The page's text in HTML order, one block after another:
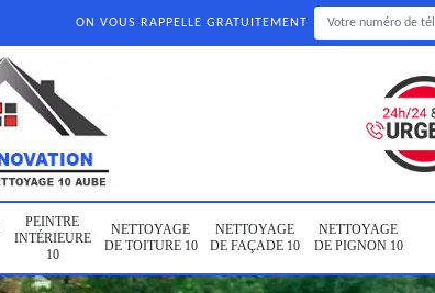
ON VOUS RAPPELLE GRATUITEMENT
PEINTRE
INTÉRIEURE
10
NETTOYAGE
DE TOITURE 10
NETTOYAGE
DE FAÇADE 10
NETTOYAGE
DE PIGNON 10